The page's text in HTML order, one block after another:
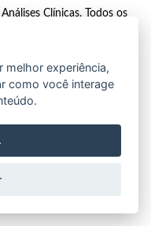
Clínicas. Todos os
melhor experiência,
como você interage